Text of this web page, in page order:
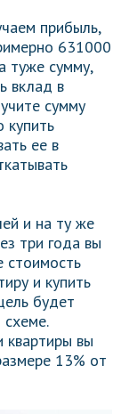
прибыль,
631000
туже сумму,
вклад в
сумму
купить
ее в
и на ту же
три года вы
стоимость
и купить
будет
схеме.
квартиры вы
13% от